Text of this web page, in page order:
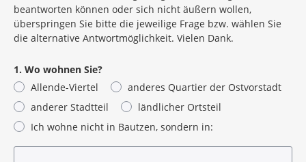
sich fünf bis zehn Minuten Zeit.
Die Fragebögen (auch in arabischer und russischer Sprache)
sind im Allendetreff (Dr.-Salvador-Allende-Straße 49) und in
Innere Lauenstraße 1) erhältlich. Sie können in Papierform
oder direkt online ausgefüllt werden (siehe unten). Das
Herunterladen des Fragebogens (unter Gegenstände) und
der Versand per E-Mail an
allende@bautzen.desind ebenso möglich.
beantworten können oder sich nicht äußern wollen,
überspringen Sie bitte die jeweilige Frage bzw. wählen Sie
die alternative Antwortmöglichkeit. Vielen Dank.
1. Wo wohnen Sie?
Allende-Viertel
anderes Quartier der Ostvorstadt
anderer Stadtteil
ländlicher Ortsteil
Ich wohne nicht in Bautzen, sondern in: